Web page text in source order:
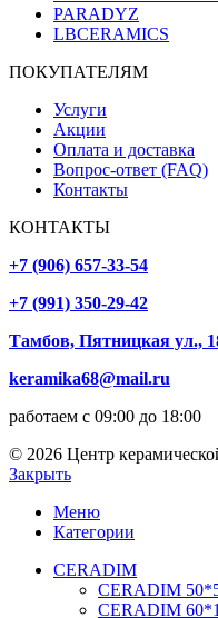
PARADYZ
LBCERAMICS
ПОКУПАТЕЛЯМ
Услуги
Акции
Оплата и доставка
Вопрос-ответ (FAQ)
Контакты
КОНТАКТЫ
+7 (906) 657-33-54
+7 (991) 350-29-42
Тамбов, Пятницкая ул.,
keramika68@mail.ru
работаем с 09:00 до 18:00
© 2026 Центр
Закрыть
Меню
Категории
CERADIM
CERADIM
CERADIM